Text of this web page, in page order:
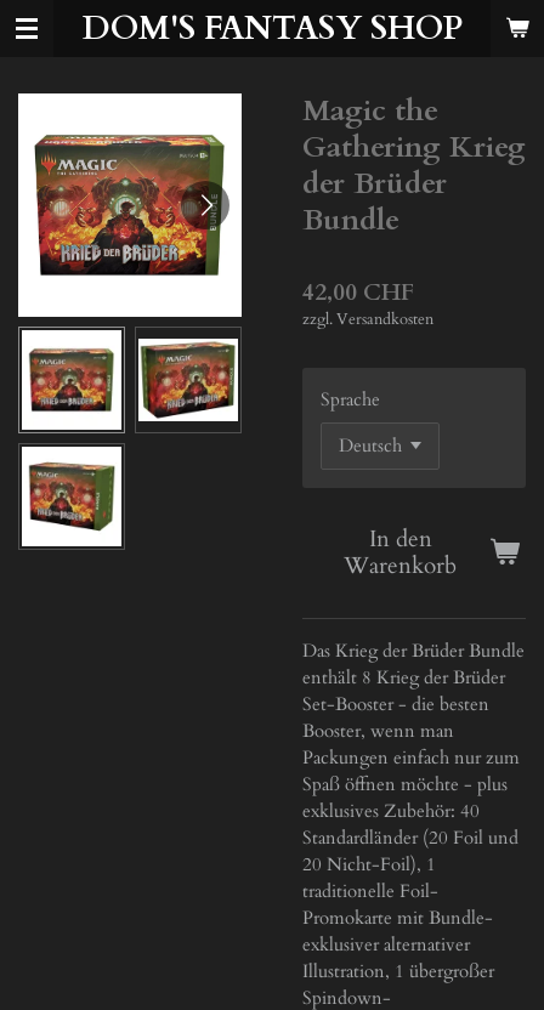
Zum
DOM'S FANTASY SHOP
Magic the
Gathering Krieg
der Brüder
Bundle
42,00 CHF
zzgl. Versandkosten
Sprache
In den
Warenkorb
Das Krieg der Brüder Bundle
enthält 8 Krieg der Brüder
Set-Booster - die besten
Booster, wenn man
Packungen einfach nur zum
Spaß öffnen möchte - plus
exklusives Zubehör: 40
Standardländer (20 Foil und
20 Nicht-Foil), 1
traditionelle Foil-
Promokarte mit Bundle-
exklusiver alternativer
Illustration, 1 übergroßer
Spindown-